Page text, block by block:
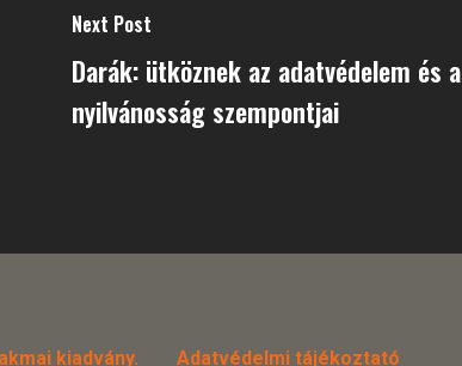
Next Post
Darák: ütköznek az adatvédelem és a
nyilvánosság szempontjai
kiadvány. Adatvédelmi tájékoztató